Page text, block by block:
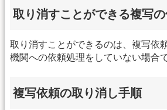
取り消すことができる複写
取り消すことができるのは、複写依
機関への依頼処理をしていない場合で
複写依頼の取り消し手順